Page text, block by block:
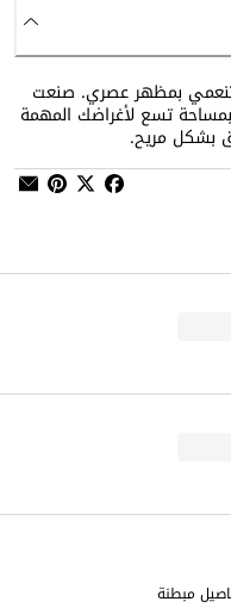
بمظهر عصري. صنعت
تسع لأغراضك المهمة
بشكل مريح.